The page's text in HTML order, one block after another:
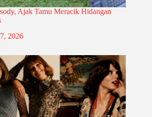
Ajak Tamu Meracik Hidangan
2026